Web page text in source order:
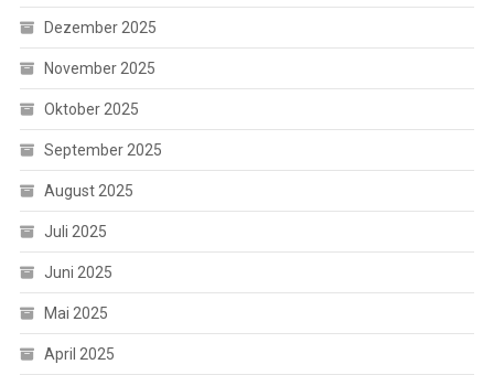
Dezember 2025
November 2025
Oktober 2025
September 2025
August 2025
Juli 2025
Juni 2025
Mai 2025
April 2025